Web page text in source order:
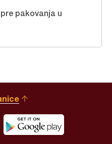
pakovanja u